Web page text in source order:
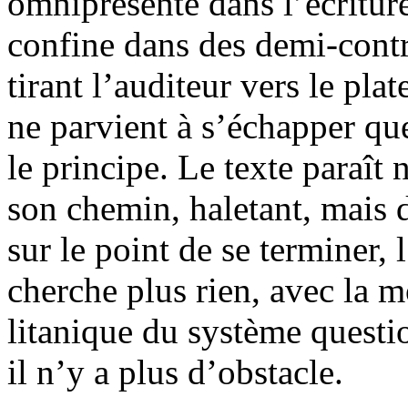
confine dans des demi-
tirant l’auditeur vers le
ne parvient à s’échapper
le principe. Le texte paraît
son chemin, haletant, mais
sur le point de se terminer,
cherche plus rien, avec la
litanique du système
il n’y a plus d’obstacle.